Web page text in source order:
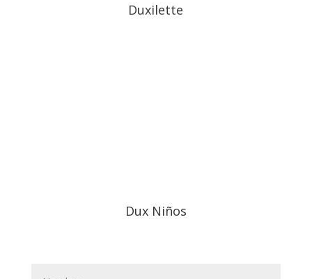
Duxilette
Dux Niños